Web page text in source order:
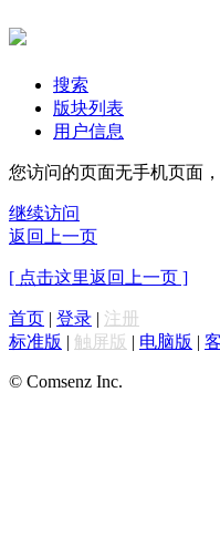
搜索
版块列表
用户信息
您访问的页面无手机页面
继续访问
返回上一页
[ 点击这里返回上一页 ]
首页 | 登录 | 注册
标准版 | 触屏版 | 电脑版 |
© Comsenz Inc.